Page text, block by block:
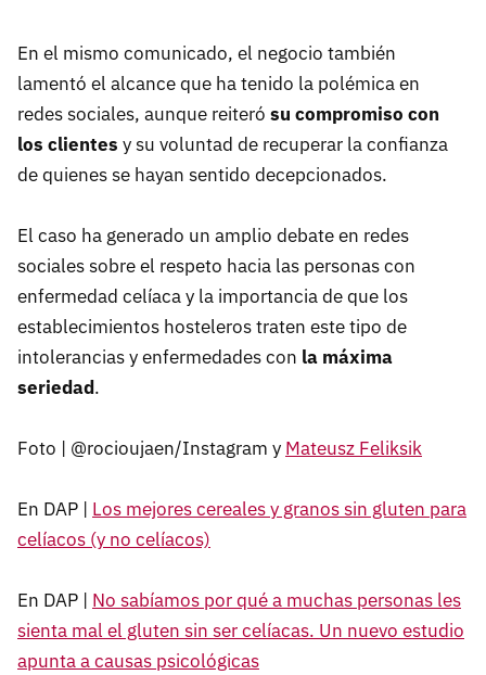
En el mismo comunicado, el negocio también
lamentó el alcance que ha tenido la polémica en
redes sociales, aunque reiteró su compromiso con
los clientes y su voluntad de recuperar la confianza
de quienes se hayan sentido decepcionados.
El caso ha generado un amplio debate en redes
sociales sobre el respeto hacia las personas con
enfermedad celíaca y la importancia de que los
establecimientos hosteleros traten este tipo de
intolerancias y enfermedades con la máxima
seriedad.
Foto | @rocioujaen/Instagram y Mateusz Feliksik
En DAP | Los mejores cereales y granos sin gluten para
celíacos (y no celíacos)
En DAP | No sabíamos por qué a muchas personas les
sienta mal el gluten sin ser celíacas. Un nuevo estudio
apunta a causas psicológicas